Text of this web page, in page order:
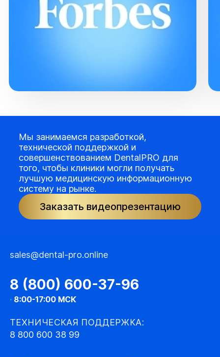
Мы занимаемся разработкой,
технической поддержкой и
совершенствованием DentalPRO для
того, чтобы клиники могли получать
лучшую медицинскую информационную
систему на рынке.
Заказать видеопрезентацию
sales@dental-pro.online
8 (800) 600-37-96
· 8:00-17:00 МСК
ТЕХНИЧЕСКАЯ ПОДДЕРЖКА:
8 800 600 38 99